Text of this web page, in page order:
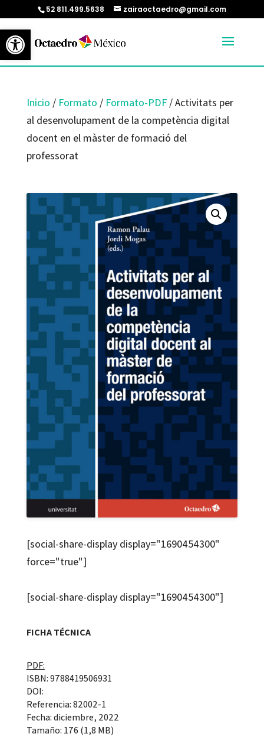
Abrir barra de herramientas
52 811.499.5638 zairaoctaedro@gmail.com
Inicio / Formato / Formato-PDF/ Activitats per
al desenvolupament de la competència digital
docent en el màster de formació del
professorat
[social-share-display display="1690454300"
force="true"]
[social-share-display display="1690454300"]
FICHA TÉCNICA
PDF:
ISBN: 9788419506931
DOI:
Referencia: 82002-1
Fecha: diciembre, 2022
Tamaño: 176 (1,8 MB)